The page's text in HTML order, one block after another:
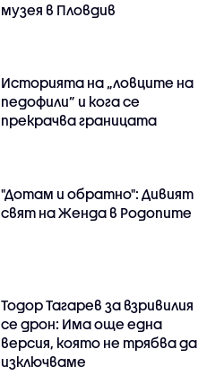
музея в Пловдив
Историята на „ловците на
педофили” и кога се
прекрачва границата
"Дотам и обратно": Дивият
свят на Женда в Родопите
Тодор Тагарев за взривилия
се дрон: Има още една
версия, която не трябва да
изключваме